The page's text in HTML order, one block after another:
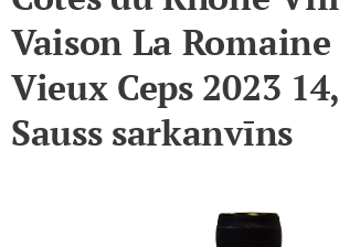
Vaison La Romaine
Vieux Ceps 2023
Sauss sarkanvīns